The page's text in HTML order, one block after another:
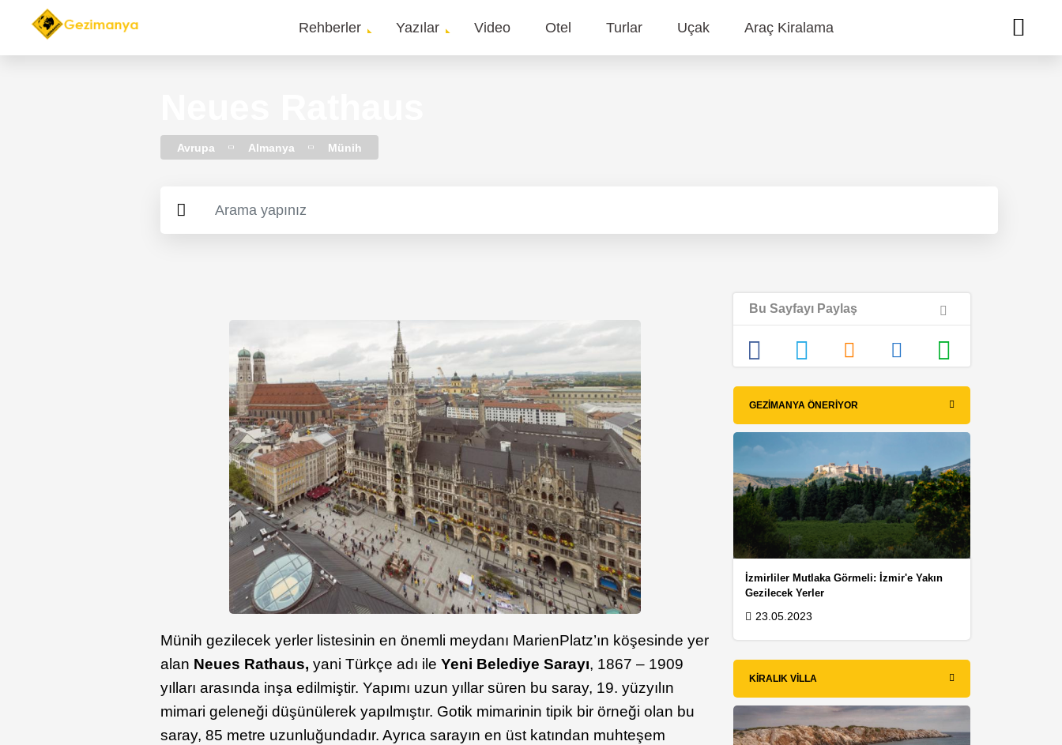
Main
Rehberler Yazılar Video Otel Turlar Uçak Araç Kiralama
Avrupa Almanya Münih
Münih gezilecek yerler listesinin en önemli meydanı MarienPlatz’ın köşesinde yer
alan Neues Rathaus, yani Türkçe adı ileYeni Belediye Sarayı, 1867 – 1909
yılları arasında inşa edilmiştir. Yapımı uzun yıllar süren bu saray, 19. yüzyılın
mimari geleneği düşünülerek yapılmıştır. Gotik mimarinin tipik bir örneği olan bu
saray, 85 metre uzunluğundadır. Ayrıca sarayın en üst katından muhteşem
Bu Sayfayı Paylaş
GEZIMANYA ÖNERIYOR
İzmirliler Mutlaka Görmeli: İzmir'e Yakın
Gezilecek Yerler
23.05.2023
KIRALIK VILLA